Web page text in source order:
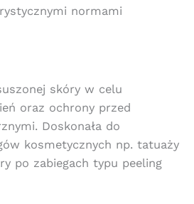
normami
skóry w celu
oraz ochrony przed
Doskonała do
kosmetycznych np. tatuaży
po zabiegach typu peeling